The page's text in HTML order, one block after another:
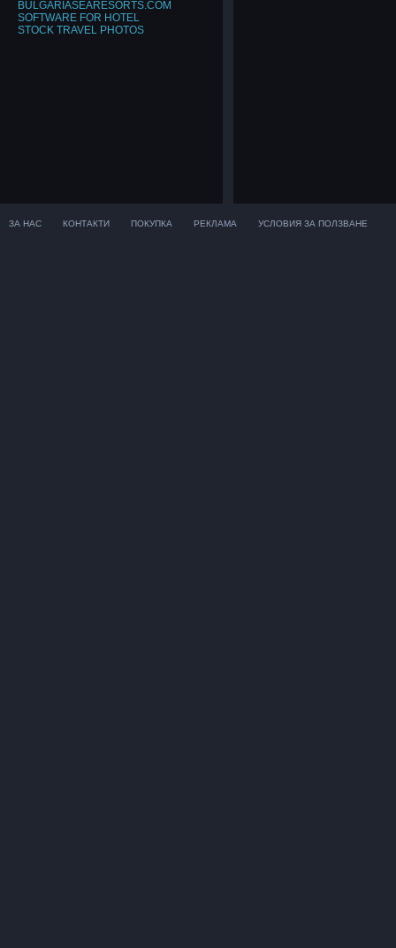
BULGARIASEARESORTS.COM
SOFTWARE FOR HOTEL
STOCK TRAVEL PHOTOS
ЗА НАС КОНТАКТИ ПОКУПКА РЕКЛАМА УСЛОВИЯ ЗА ПОЛЗВАНЕ